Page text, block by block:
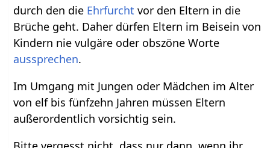
durch den die Ehrfurcht vor den Eltern in die
Brüche geht. Daher dürfen Eltern im Beisein von
Kindern nie vulgäre oder obszöne Worte
aussprechen.
Im Umgang mit Jungen oder Mädchen im Alter
von elf bis fünfzehn Jahren müssen Eltern
außerordentlich vorsichtig sein.